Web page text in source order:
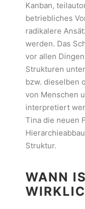
Kanban,
betriebliches
radikalere
werden. Das
vor allen
Strukturen
bzw. dieselben
von Menschen
interpretiert
Tina die neuen
Struktur.
WANN